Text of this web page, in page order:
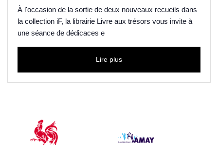
À l'occasion de la sortie de deux nouveaux recueils dans
la collection iF, la librairie Livre aux trésors vous invite à
une séance de dédicaces e
Lire plus